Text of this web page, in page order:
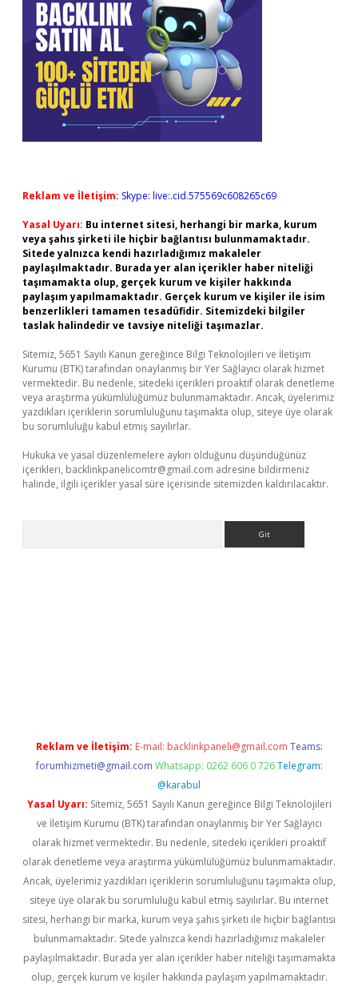
Reklam ve İletişim: Skype: live:.cid.575569c608265c69
Yasal Uyarı: Bu internet sitesi, herhangi bir marka, kurum
veya şahıs şirketi ile hiçbir bağlantısı bulunmamaktadır.
Sitede yalnızca kendi hazırladığımız makaleler
paylaşılmaktadır. Burada yer alan içerikler haber niteliği
taşımamakta olup, gerçek kurum ve kişiler hakkında
paylaşım yapılmamaktadır. Gerçek kurum ve kişiler ile isim
benzerlikleri tamamen tesadüfidir. Sitemizdeki bilgiler
taslak halindedir ve tavsiye niteliği taşımazlar.
Sitemiz, 5651 Sayılı Kanun gereğince Bilgi Teknolojileri ve İletişim
Kurumu (BTK) tarafından onaylanmış bir Yer Sağlayıcı olarak hizmet
vermektedir. Bu nedenle, sitedeki içerikleri proaktif olarak denetleme
veya araştırma yükümlülüğümüz bulunmamaktadır. Ancak, üyelerimiz
yazdıkları içeriklerin sorumluluğunu taşımakta olup, siteye üye olarak
bu sorumluluğu kabul etmiş sayılırlar.
Hukuka ve yasal düzenlemelere aykırı olduğunu düşündüğünüz
içerikleri, backlinkpanelicomtr@gmail.com adresine bildirmeniz
halinde, ilgili içerikler yasal süre içerisinde sitemizden kaldırılacaktır.
Reklam ve İletişim: E-mail: backlinkpaneli@gmail.com Teams:
forumhizmeti@gmail.com Whatsapp: 0262 606 0 726 Telegram:
@karabul
Yasal Uyarı: Sitemiz, 5651 Sayılı Kanun gereğince Bilgi Teknolojileri
ve İletişim Kurumu (BTK) tarafından onaylanmış bir Yer Sağlayıcı
olarak hizmet vermektedir. Bu nedenle, sitedeki içerikleri proaktif
olarak denetleme veya araştırma yükümlülüğümüz bulunmamaktadır.
Ancak, üyelerimiz yazdıkları içeriklerin sorumluluğunu taşımakta olup,
siteye üye olarak bu sorumluluğu kabul etmiş sayılırlar. Bu internet
sitesi, herhangi bir marka, kurum veya şahıs şirketi ile hiçbir bağlantısı
bulunmamaktadır. Sitede yalnızca kendi hazırladığımız makaleler
paylaşılmaktadır. Burada yer alan içerikler haber niteliği taşımamakta
olup, gerçek kurum ve kişiler hakkında paylaşım yapılmamaktadır.